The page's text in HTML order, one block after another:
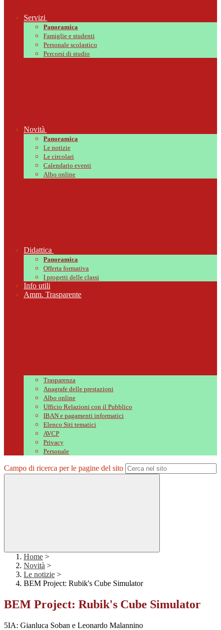
Servizi
Panoramica
Famiglie e studenti
Personale scolastico
Percorsi di studio
Novità
Panoramica
Le notizie
Le circolari
Calendario eventi
Albo online
Didattica
Panoramica
Offerta formativa
I progetti delle classi
Info utili
Amm. Trasparente
Trasparenza
Anagrafe delle prestazioni
Albo online
Ufficio Relazioni con il Pubblico
IBAN e pagamenti informatici
Elenco Siti tematici
AVCP
Privacy
Personale
Campo di ricerca per le pagine del sito
Home >
Novità >
Le notizie >
BEM Project: Rubik's Cube Simulator
BEM Project: Rubik's Cube Simulator
5IA: Gianluca Soban e Leonardo Malannino